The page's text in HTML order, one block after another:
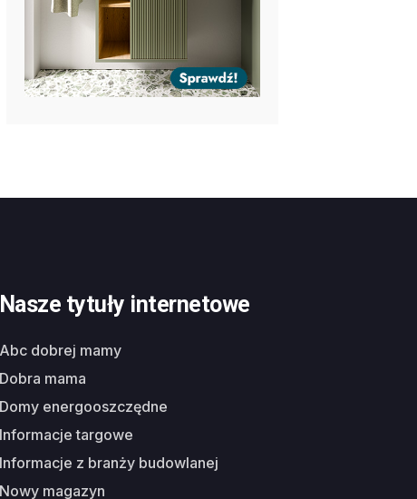
Nasze tytuły internetowe
abc dobrej mamy
dobra mama
domy energooszczędne
informacje targowe
informacje z branży budowlanej
nowy magazyn